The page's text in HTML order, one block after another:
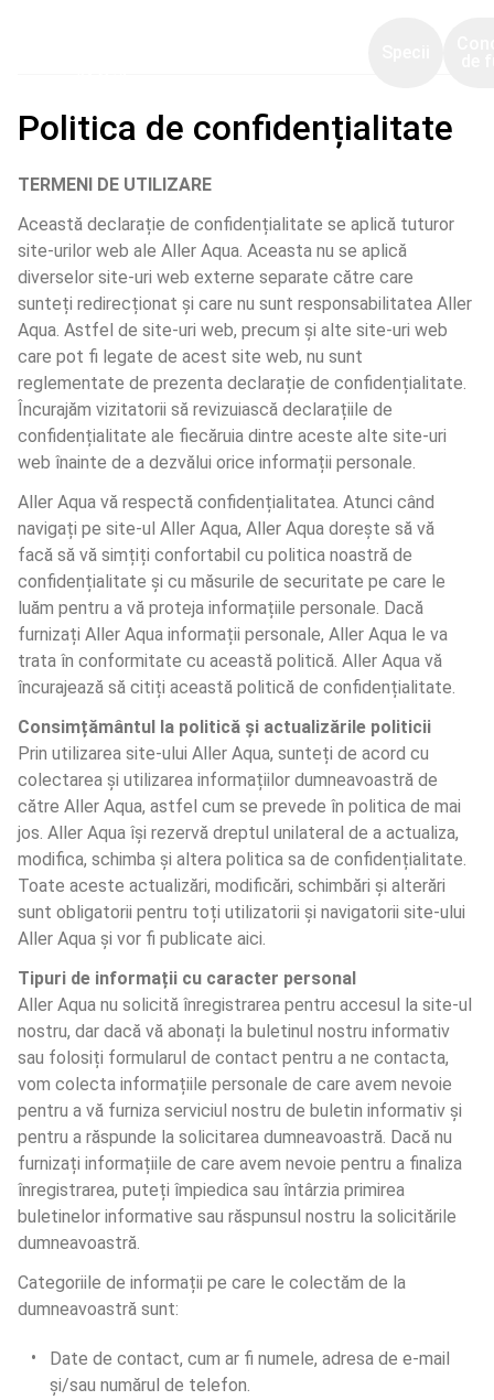
Politica de confidențialitate
TERMENI DE UTILIZARE
Această declarație de confidențialitate se aplică tuturor
site-urilor web ale Aller Aqua. Aceasta nu se aplică
diverselor site-uri web externe separate către care
sunteți redirecționat și care nu sunt responsabilitatea Aller
Aqua. Astfel de site-uri web, precum și alte site-uri web
care pot fi legate de acest site web, nu sunt
reglementate de prezenta declarație de confidențialitate.
Încurajăm vizitatorii să revizuiască declarațiile de
confidențialitate ale fiecăruia dintre aceste alte site-uri
web înainte de a dezvălui orice informații personale.
Aller Aqua vă respectă confidențialitatea. Atunci când
navigați pe site-ul Aller Aqua, Aller Aqua dorește să vă
facă să vă simțiți confortabil cu politica noastră de
confidențialitate și cu măsurile de securitate pe care le
luăm pentru a vă proteja informațiile personale. Dacă
furnizați Aller Aqua informații personale, Aller Aqua le va
trata în conformitate cu această politică. Aller Aqua vă
încurajează să citiți această politică de confidențialitate.
Consimțământul la politică și actualizările politicii
Prin utilizarea site-ului Aller Aqua, sunteți de acord cu
colectarea și utilizarea informațiilor dumneavoastră de
către Aller Aqua, astfel cum se prevede în politica de mai
jos. Aller Aqua își rezervă dreptul unilateral de a actualiza,
modifica, schimba și altera politica sa de confidențialitate.
Toate aceste actualizări, modificări, schimbări și alterări
sunt obligatorii pentru toți utilizatorii și navigatorii site-ului
Aller Aqua și vor fi publicate aici.
Tipuri de informații cu caracter personal
Aller Aqua nu solicită înregistrarea pentru accesul la site-ul
nostru, dar dacă vă abonați la buletinul nostru informativ
sau folosiți formularul de contact pentru a ne contacta,
vom colecta informațiile personale de care avem nevoie
pentru a vă furniza serviciul nostru de buletin informativ și
pentru a răspunde la solicitarea dumneavoastră. Dacă nu
furnizați informațiile de care avem nevoie pentru a finaliza
înregistrarea, puteți împiedica sau întârzia primirea
buletinelor informative sau răspunsul nostru la solicitările
dumneavoastră.
Categoriile de informații pe care le colectăm de la
dumneavoastră sunt:
Date de contact, cum ar fi numele, adresa de e-mail
și/sau numărul de telefon.